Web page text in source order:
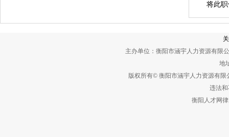
将此
主办单位：衡阳市涵宇人力资源有限
地
版权所有© 衡阳市涵宇人力资源有
违法和
衡阳人才网